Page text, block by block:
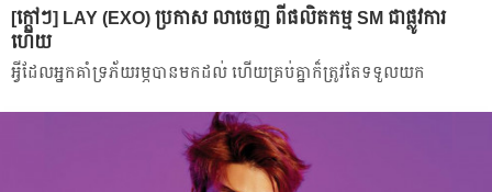
[ក្ដៅៗ] LAY (EXO) ប្រកាស លាចេញ ពីផលិតកម្ម SM ជាផ្លូវការ
ហើយ
អ្វីដែល​អ្នកគាំទ្រភ័យរម្ភបានមកដល់ ហើយគ្រប់គ្នាក៏ត្រូវតែទទួល​យក